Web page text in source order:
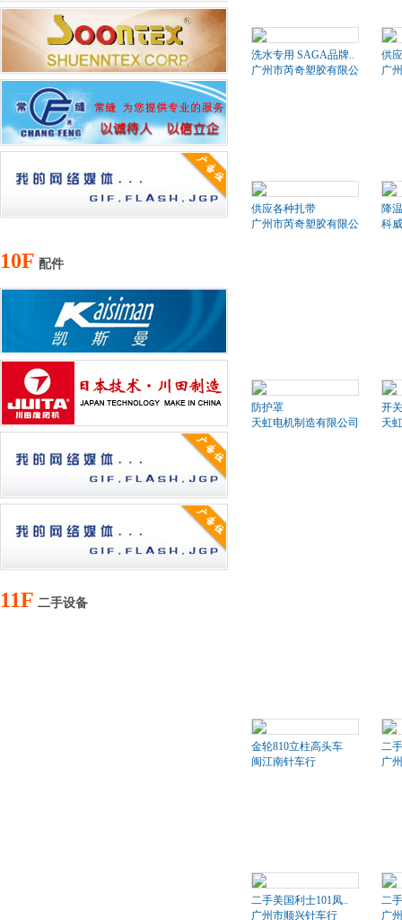
洗水专用 SAGA品牌..
广州市芮奇塑胶有限公司
供
广
供应各种扎带
广州市芮奇塑胶有限公司
降
科
10F 配件
防护罩
天虹电机制造有限公司
开关
天
11F 二手设备
金轮810立柱高头车
闽江南针车行
二
广
二手美国利士101凤..
广州市顺兴针车行
二
广